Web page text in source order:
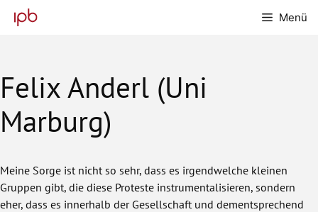
Inhalt
Menü
Felix Anderl (Uni
Marburg)
Meine Sorge ist nicht so sehr, dass es irgendwelche kleinen
Gruppen gibt, die diese Proteste instrumentalisieren, sondern
eher, dass es innerhalb der Gesellschaft und dementsprechend